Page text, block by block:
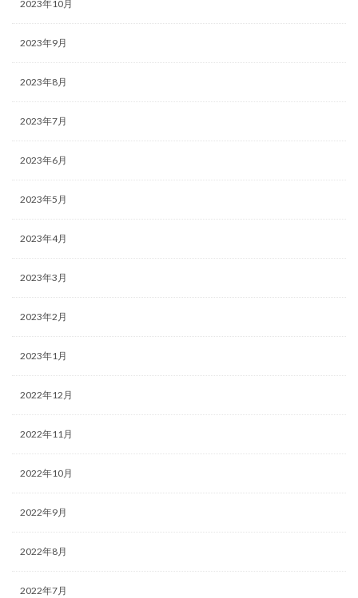
2023年10月
2023年9月
2023年8月
2023年7月
2023年6月
2023年5月
2023年4月
2023年3月
2023年2月
2023年1月
2022年12月
2022年11月
2022年10月
2022年9月
2022年8月
2022年7月